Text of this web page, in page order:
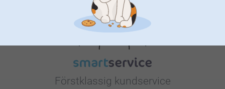
Förstklassig kundservice